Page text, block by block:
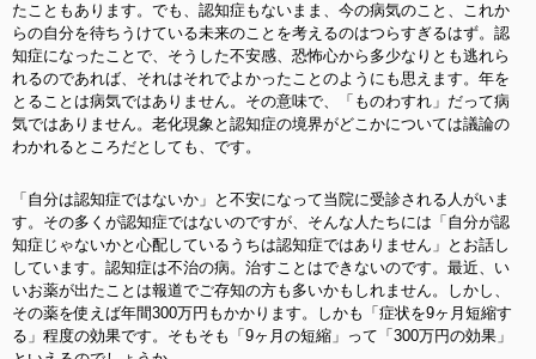
たこともあります。でも、認知症もないまま、今の病気のこと、これか
らの自分を待ちうけている未来のことを考えるのはつらすぎるはず。認
知症になったことで、そうした不安感、恐怖心から多少なりとも逃れら
れるのであれば、それはそれでよかったことのようにも思えます。年を
とることは病気ではありません。その意味で、「ものわすれ」だって病
気ではありません。老化現象と認知症の境界がどこかについては議論の
わかれるところだとしても、です。
「自分は認知症ではないか」と不安になって当院に受診される人がいま
す。その多くが認知症ではないのですが、そんな人たちには「自分が認
知症じゃないかと心配しているうちは認知症ではありません」とお話し
しています。認知症は不治の病。治すことはできないのです。最近、い
いお薬が出たことは報道でご存知の方も多いかもしれません。しかし、
その薬を使えば年間300万円もかかります。しかも「症状を9ヶ月短縮す
る」程度の効果です。そもそも「9ヶ月の短縮」って「300万円の効果」